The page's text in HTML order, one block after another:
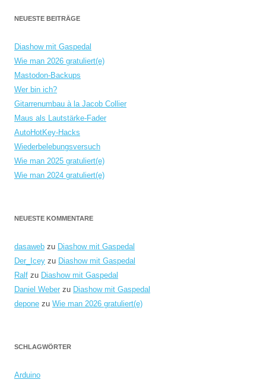
NEUESTE BEITRÄGE
Diashow mit Gaspedal
Wie man 2026 gratuliert(e)
Mastodon-Backups
Wer bin ich?
Gitarrenumbau à la Jacob Collier
Maus als Lautstärke-Fader
AutoHotKey-Hacks
Wiederbelebungsversuch
Wie man 2025 gratuliert(e)
Wie man 2024 gratuliert(e)
NEUESTE KOMMENTARE
dasaweb zu Diashow mit Gaspedal
Der_Icey zu Diashow mit Gaspedal
Ralf zu Diashow mit Gaspedal
Daniel Weber zu Diashow mit Gaspedal
depone zu Wie man 2026 gratuliert(e)
SCHLAGWÖRTER
Arduino